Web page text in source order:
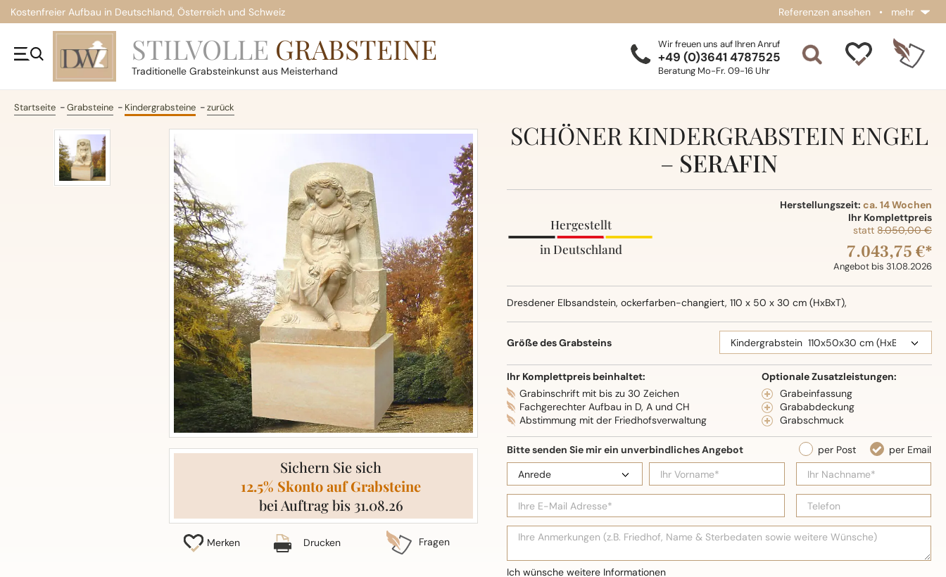
Kostenfreier Aufbau in Deutschland, Österreich und Schweiz Referenzen ansehen • mehr
STILVOLLE GRABSTEINE
Traditionelle Grabsteinkunst aus Meisterhand
Wir freuen uns auf Ihren Anruf
+49 (0)3641 4787525
Beratung Mo-Fr. 09-16 Uhr
Startseite Grabsteine Kindergrabsteine zurück
Sichern Sie sich
12.5% Skonto auf Grabsteine
bei Auftrag bis 31.08.26
Merken Drucken Fragen
SCHÖNER KINDERGRABSTEIN ENGEL
– SERAFIN
Hergestellt
in Deutschland
Herstellungszeit: ca. 14 Wochen
Ihr Komplettpreis
statt 8.050,00 €
7.043,75 €*
Angebot bis 31.08.2026
Dresdener Elbsandstein, ockerfarben-changiert, 110 x 50 x 30 cm (HxBxT),
Oberflächenbearbeitung: Seidenglanz
Größe des Grabsteins
Ihr Komplettpreis beinhaltet:
Grabinschrift mit bis zu 30 Zeichen
Fachgerechter Aufbau in D, A und CH
Abstimmung mit der Friedhofsverwaltung
Optionale Zusatzleistungen:
Grabeinfassung
Grababdeckung
Grabschmuck